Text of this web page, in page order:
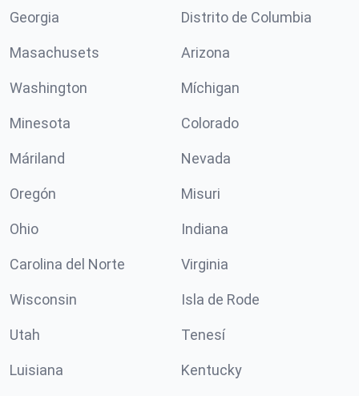
Georgia Distrito de Columbia
Masachusets Arizona
Washington Míchigan
Minesota Colorado
Máriland Nevada
Oregón Misuri
Ohio Indiana
Carolina del Norte Virginia
Wisconsin Isla de Rode
Utah Tenesí
Luisiana Kentucky